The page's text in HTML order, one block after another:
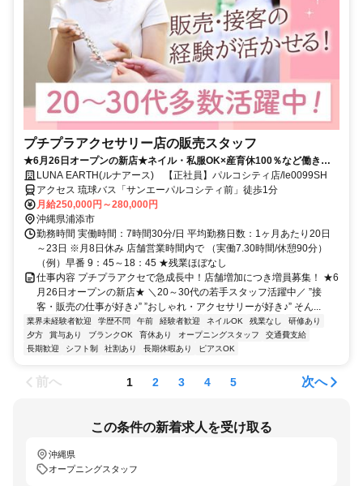
プチプラアクセサリー店の販売スタッフ
★6月26日オープンの新店★ネイル・私服OK×産育休100％など働きや
すさもバッチリ！出店加速中の急成長ブランド☆
LUNA EARTH(ルナアース) 【正社員】パルコシティ店/le0099SH
アクセス 琉球バス「サンエーパルコシティ前」徒歩1分
月給250,000円～280,000円
沖縄県浦添市
勤務時間 実働時間：7時間30分/日 平均勤務日数：1ヶ月あたり20日
～23日 ※月8日休み 店舗営業時間内で （実働7.30時間/休憩90分）
（例）早番 9：45～18：45 ★残業ほぼなし
仕事内容 プチプラアクセで急成長中！店舗増加につき増員募集！ ★6
月26日オープンの新店★ ＼20～30代の若手スタッフ活躍中／ ”接
客・販売の仕事が好き♪” ”おしゃれ・アクセサリーが好き♪” そん...
業界未経験者歓迎 学歴不問 午前 経験者歓迎 ネイルOK 残業なし
研修あり
夕方
賞与あり ブランクOK 育休あり オープニングスタッフ
交通費支給
長期歓迎
シフト制 社割あり 長期休暇あり ピアスOK
前へ 1 2 3 4 5 次へ
この条件の新着求人を受け取る
沖縄県
オープニングスタッフ